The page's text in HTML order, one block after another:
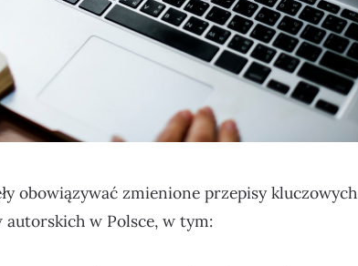
obowiązywać zmienione przepisy kluczowych
w Polsce, w tym: